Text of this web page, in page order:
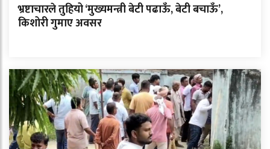
भ्रष्टाचारले तुहियो ‘मुख्यमन्त्री बेटी पढाऊँ, बेटी बचाऊँ’,
किशोरी गुमाए अवसर